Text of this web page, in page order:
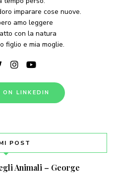
imparare cose nuove.
amo leggere
con la natura
figlio e mia moglie.
ON LINKEDIN
POST
Animali – George